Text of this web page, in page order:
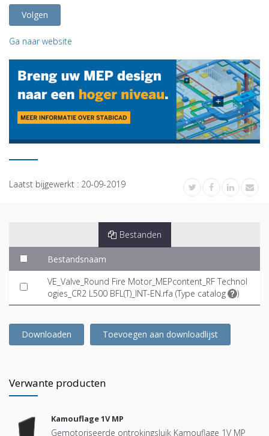
Volgen
Ga naar website
Laatst bijgewerkt : 20-09-2019
Bestanden
Bestandsnaam
VE_Valve_Round Fire Motor_MEPcontent_RF Technol
ogies_CR2 L500 BFL(T)_INT-EN.rfa (Type catalog )
Downloaden Toevoegen aan downloadlijst
Verwante producten
Kamouflage 1V MP
Gemotoriseerde ontrokingsluik Kamouflage 1V MP